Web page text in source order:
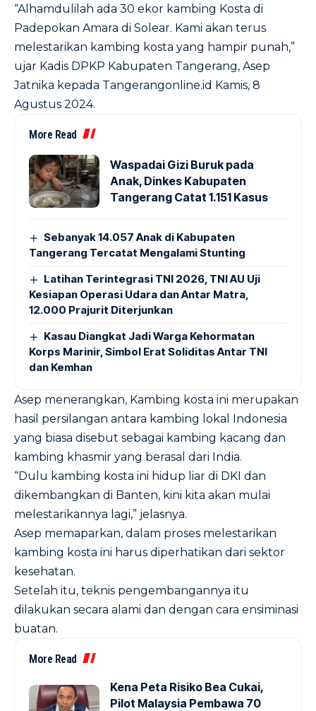
“Alhamdulilah ada 30 ekor kambing Kosta di
Padepokan Amara di Solear. Kami akan terus
melestarikan kambing kosta yang hampir punah,”
ujar Kadis DPKP Kabupaten Tangerang, Asep
Jatnika kepada Tangerangonline.id Kamis, 8
Agustus 2024.
More Read
Waspadai Gizi Buruk pada
Anak, Dinkes Kabupaten
Tangerang Catat 1.151 Kasus
Sebanyak 14.057 Anak di Kabupaten
Tangerang Tercatat Mengalami Stunting
Latihan Terintegrasi TNI 2026, TNI AU Uji
Kesiapan Operasi Udara dan Antar Matra,
12.000 Prajurit Diterjunkan
Kasau Diangkat Jadi Warga Kehormatan
Korps Marinir, Simbol Erat Soliditas Antar TNI
dan Kemhan
Asep menerangkan, Kambing kosta ini merupakan
hasil persilangan antara kambing lokal Indonesia
yang biasa disebut sebagai kambing kacang dan
kambing khasmir yang berasal dari India.
“Dulu kambing kosta ini hidup liar di DKI dan
dikembangkan di Banten, kini kita akan mulai
melestarikannya lagi,” jelasnya.
Asep memaparkan, dalam proses melestarikan
kambing kosta ini harus diperhatikan dari sektor
kesehatan.
Setelah itu, teknis pengembangannya itu
dilakukan secara alami dan dengan cara ensiminasi
buatan.
More Read
Kena Peta Risiko Bea Cukai,
Pilot Malaysia Pembawa 70